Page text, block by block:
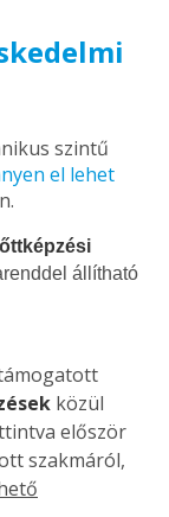
szintű
el lehet
állítható
közül
először
szakmáról,